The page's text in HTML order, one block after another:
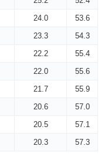
24.0
53.6
23.3
54.3
22.2
55.4
22.0
55.6
21.7
55.9
20.6
57.0
20.5
57.1
20.3 57.3